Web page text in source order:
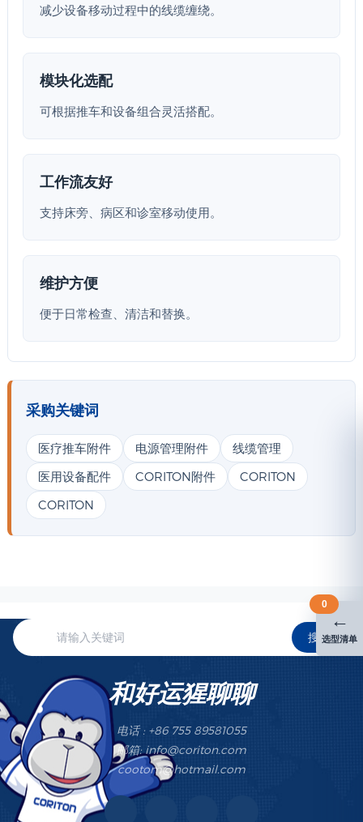
减少设备移动过程中的线缆缠绕。
模块化选配
可根据推车和设备组合灵活搭配。
工作流友好
支持床旁、病区和诊室移动使用。
维护方便
便于日常检查、清洁和替换。
采购关键词
医疗推车附件 电源管理附件
线缆管理
医用设备配件
CORITON附件
CORITON
CORITON
搜索
和好运猩聊聊
电话 : +86 755 89581055
邮箱: info@coriton.com
cootom@hotmail.com
←
选型清单
0